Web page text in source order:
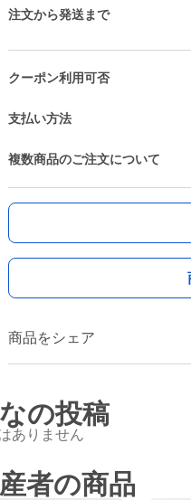
注文から発送まで
クーポン利用可否
支払い方法
複数商品のご注文について
商品をシェア
の投稿
ありません
者の商品